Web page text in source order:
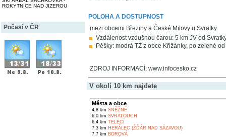
ROKYTNICE NAD JIZEROU
Počasí v ČR
POLOHA A DOSTUPNOST
mezi obcemi Březiny a České Milovy u Svratky
Vzdálenost vzdušnou čarou: 5 km JV od
Pěšky: modrá TZ z obce Křižánky, po zelené
ZDROJ INFORMACÍ: www.infocesko.cz
V okolí 10 km najdete
Města a obce
4,8 km SNĚŽNÉ
6,0 km SVRATOUCH
6,4 km TELECÍ
7,3 km HERÁLEC (ŽĎÁR NAD SÁZAVOU)
7,7 km BOROVÁ